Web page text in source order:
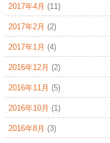
2017年4月 (11)
2017年2月 (2)
2017年1月 (4)
2016年12月 (2)
2016年11月 (5)
2016年10月 (1)
2016年8月 (3)